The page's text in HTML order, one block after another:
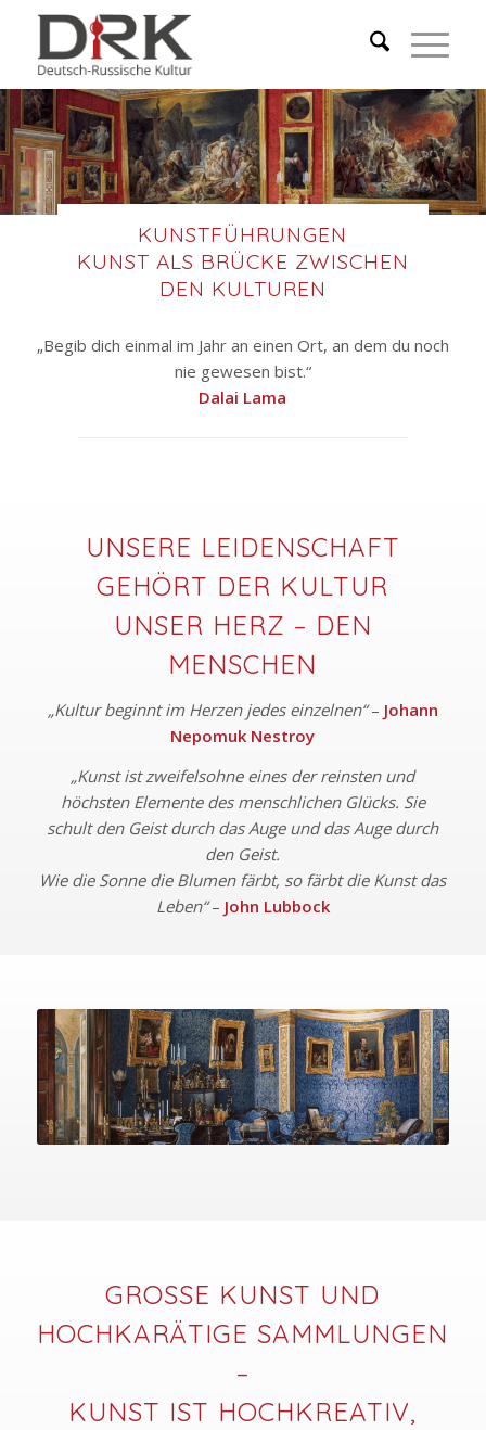
KUNSTFÜHRUNGEN
KUNST ALS BRÜCKE ZWISCHEN
DEN KULTUREN
„Begib dich einmal im Jahr an einen Ort, an dem du noch
nie gewesen bist.“
Dalai Lama
UNSERE LEIDENSCHAFT
GEHÖRT DER KULTUR
UNSER HERZ – DEN
MENSCHEN
„Kultur beginnt im Herzen jedes einzelnen“– Johann
Nepomuk Nestroy
„Kunst ist zweifelsohne eines der reinsten und
höchsten Elemente des menschlichen Glücks. Sie
schult den Geist durch das Auge und das Auge durch
den Geist.
Wie die Sonne die Blumen färbt, so färbt die Kunst das
Leben“– John Lubbock
GROSSE KUNST UND H
OCHKARÄTIGE SAMMLUNGEN –
KUNST IST HOCHKREATIV,